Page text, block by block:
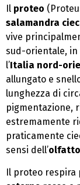
Il proteo
salamandra
vive
sud-orientale, in
l’Italia nord-
allungato e
lunghezza di
pigmentazione,
estremamente
praticamente
sensi dell’olfatto
Il proteo